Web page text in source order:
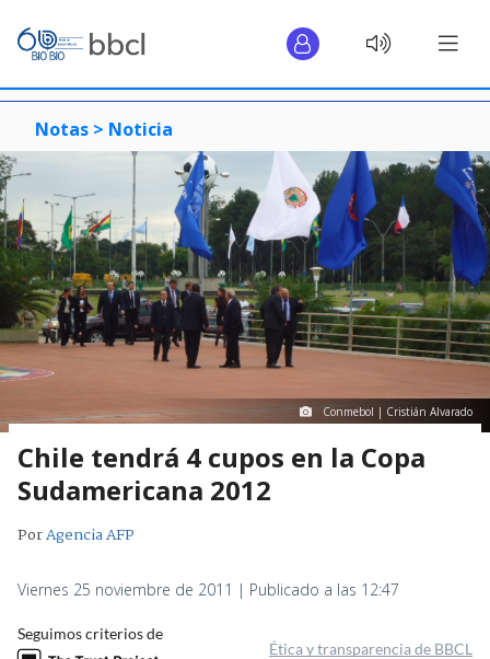
Notas > Noticia
Conmebol | Cristián Alvarado
Chile tendrá 4 cupos en la Copa
Sudamericana 2012
PorAgencia AFP
Viernes 25 noviembre de 2011 | Publicado a las 12:47
Seguimos criterios de
Ética y transparencia de BBCL